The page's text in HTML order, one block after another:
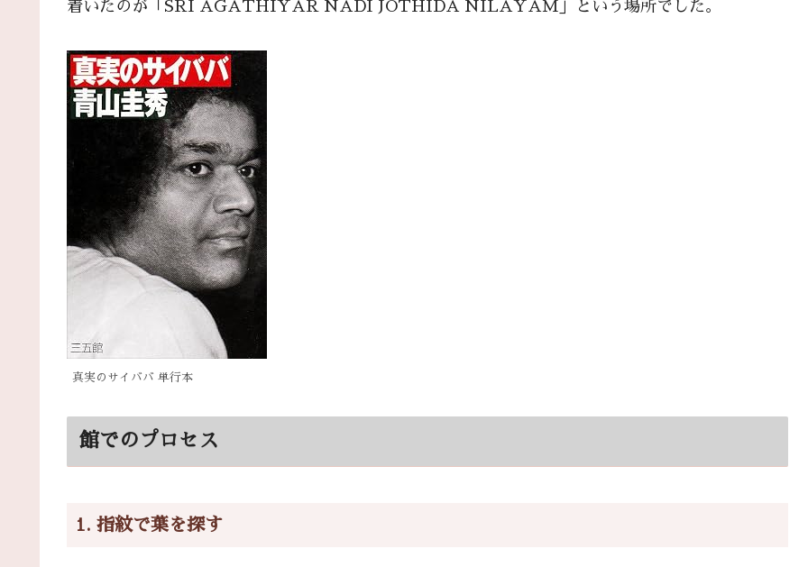
着いたのが「SRI AGATHIYAR NADI JOTHIDA NILAYAM」という場所でした。
真実のサイババ 単行本
館でのプロセス
1. 指紋で葉を探す